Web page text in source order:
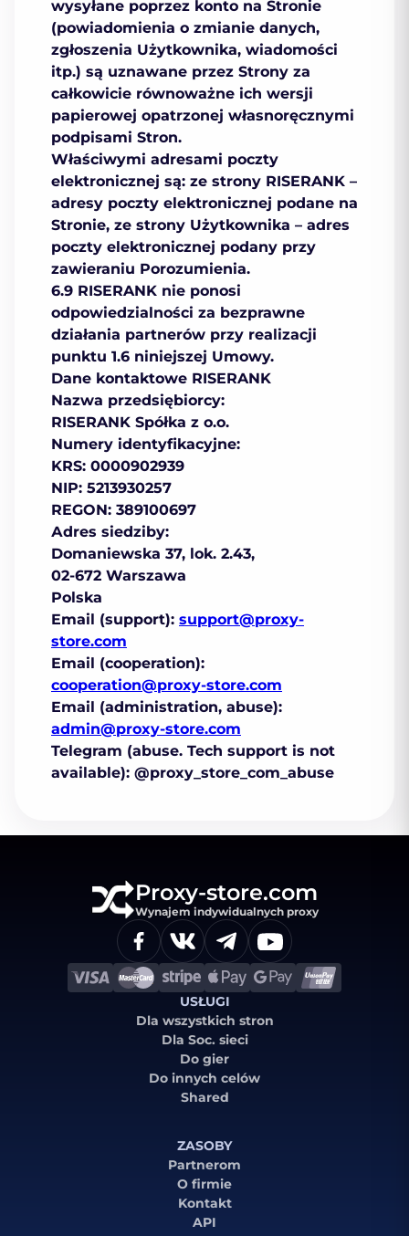
wysyłane poprzez konto na Stronie
(powiadomienia o zmianie danych,
zgłoszenia Użytkownika, wiadomości
itp.) są uznawane przez Strony za
całkowicie równoważne ich wersji
papierowej opatrzonej własnoręcznymi
podpisami Stron.
Właściwymi adresami poczty
elektronicznej są: ze strony RISERANK –
adresy poczty elektronicznej podane na
Stronie, ze strony Użytkownika – adres
poczty elektronicznej podany przy
zawieraniu Porozumienia.
6.9 RISERANK nie ponosi
odpowiedzialności za bezprawne
działania partnerów przy realizacji
punktu 1.6 niniejszej Umowy.
Dane kontaktowe RISERANK
Nazwa przedsiębiorcy:
RISERANK Spółka z o.o.
Numery identyfikacyjne:
KRS: 0000902939
NIP: 5213930257
REGON: 389100697
Аdres siedziby:
Domaniewska 37, lok. 2.43,
02-672 Warszawa
Polska
Email (support): support@proxy-
store.com
Email (cooperation):
cooperation@proxy-store.com
Email (administration, abuse):
admin@proxy-store.com
Telegram (abuse. Tech support is not
available): @proxy_store_com_abuse
Proxy-store.com
Wynajem indywidualnych proxy
USŁUGI
Dla wszystkich stron
Dla Soc. sieci
Do gier
Do innych celów
Shared
ZASOBY
Partnerom
O firmie
Kontakt
API